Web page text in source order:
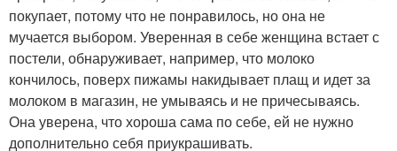
покупает, потому что не понравилось, но она не
мучается выбором. Уверенная в себе женщина встает с
постели, обнаруживает, например, что молоко
кончилось, поверх пижамы накидывает плащ и идет за
молоком в магазин, не умываясь и не причесываясь.
Она уверена, что хороша сама по себе, ей не нужно
дополнительно себя приукрашивать.